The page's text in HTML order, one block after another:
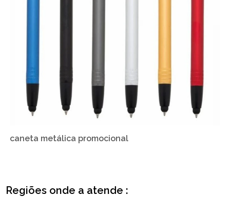
caneta metálica promocional
Regiões onde a atende :